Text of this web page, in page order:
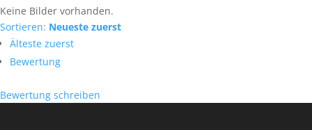
Keine Bilder vorhanden.
Sortieren: Neueste zuerst
Älteste zuerst
Bewertung
Bewertung schreiben